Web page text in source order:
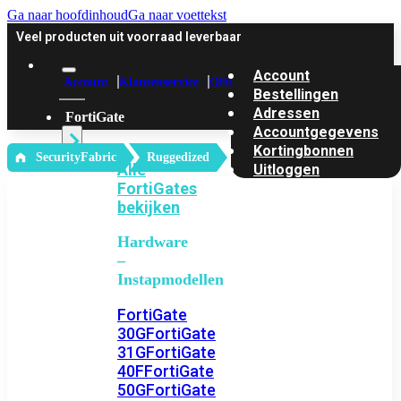
Ga naar hoofdinhoudGa naar voettekst
Veel producten uit voorraad leverbaar
Account Klantenservice Offerte
FortiGate
Alle
FortiGates
bekijken
Hardware
–
Instapmodellen
FortiGate
30GFortiGate
31GFortiGate
40FFortiGate
50GFortiGate
Account
Bestellingen
Adressen
Accountgegevens
Kortingbonnen
Uitloggen
‎ SecurityFabric Ruggedized